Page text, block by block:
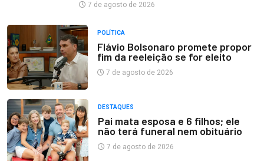
7 de agosto de 2026
POLÍTICA
Flávio Bolsonaro promete propor
fim da reeleição se for eleito
7 de agosto de 2026
DESTAQUES
Pai mata esposa e 6 filhos; ele
não terá funeral nem obituário
7 de agosto de 2026